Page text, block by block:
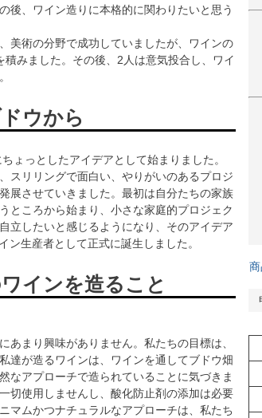
後、ワイン造りに本格的に関わりたいと思う
美術の分野で成功していましたが、ワインの
みました。その後、2人は意気投合し、ワイ
ウから
ょっとしたアイデアとして始まりました。
スリリングで面白い、やりがいのあるプロジ
展させていきました。最初は自分たちの家族
ところから始まり、小さな家庭的プロジェク
立したいと感じるようになり、そのアイデア
生産者として正式に誕生しました。
インを造ること
あまり興味がありません。私たちの目標は、
達が造るワインは、ワインを通してブドウ畑
なアプローチで造られていることに気づきま
切使用しませんし、酸化防止剤の添加は必要
マムかつナチュラルなアプローチは、私たち